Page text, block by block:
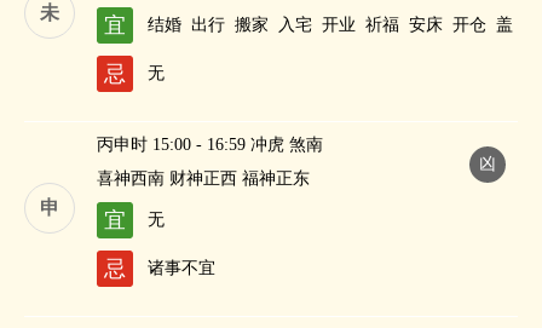
未
宜 结婚 出行 搬家 入宅 开业 祈福 安床 开仓 盖
忌 无
申
凶
丙申时 15:00 - 16:59 冲虎 煞南
喜神西南 财神正西 福神正东
宜 无
忌 诸事不宜